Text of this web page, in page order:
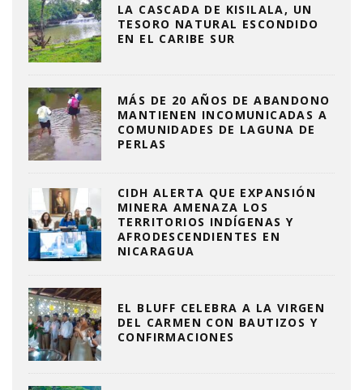
LA CASCADA DE KISILALA, UN
TESORO NATURAL ESCONDIDO
EN EL CARIBE SUR
MÁS DE 20 AÑOS DE ABANDONO
MANTIENEN INCOMUNICADAS A
COMUNIDADES DE LAGUNA DE
PERLAS
CIDH ALERTA QUE EXPANSIÓN
MINERA AMENAZA LOS
TERRITORIOS INDÍGENAS Y
AFRODESCENDIENTES EN
NICARAGUA
EL BLUFF CELEBRA A LA VIRGEN
DEL CARMEN CON BAUTIZOS Y
CONFIRMACIONES